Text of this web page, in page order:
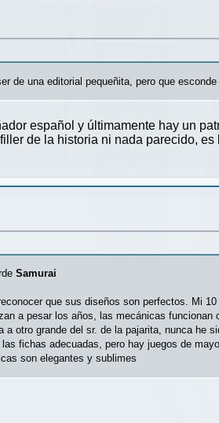
de una editorial pequeñita, pero que esconde
español y últimamente hay un
de la historia ni nada parecido, es
Samurai
que sus diseños son perfectos. Mi
a pesar los años, las mecánicas funcionan
otro grande del sr. de la pajarita, nunca he
fichas adecuadas, pero hay juegos de
son elegantes y sublimes